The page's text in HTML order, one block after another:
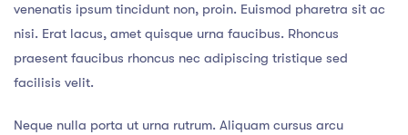
venenatis ipsum tincidunt non, proin. Euismod pharetra sit ac
nisi. Erat lacus, amet quisque urna faucibus. Rhoncus
praesent faucibus rhoncus nec adipiscing tristique sed
facilisis velit.
Neque nulla porta ut urna rutrum. Aliquam cursus arcu